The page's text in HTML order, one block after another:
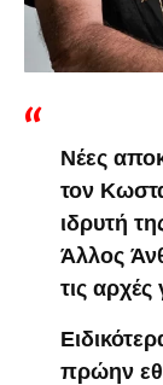
Νέες
τον
ιδρυτή
Άλλος
τις
πρώην